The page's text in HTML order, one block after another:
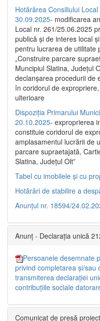
Hotărârea Consiliului
30.09.2025- modificarea
Local nr. 261/25.06.2025
publică şi de interes local
pentru lucrarea de utilitate
„Construire parcare
Muncipiul Slatina, Judeţul
declanşarea procedurii de
în coridorul de
ulterioare
Dispoziția Primarului
20.10.2025- exproprierea
constituie coridorul de
amplasamentul lucrării de
parcare supraetajată,
Slatina, Județul Olt”
Tabel cu imobilele și cu
Hotărâri de stabilire a
Anunțul nr. 18594/
Anunț - Declarația unică
Persoanele desemnate
privind completarea și/sau
transmiterea declarației
contribuțiile sociale
Comunicat de presă